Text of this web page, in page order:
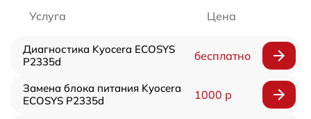
Услуга Цена
Диагностика Kyocera ECOSYS
P2335d
бесплатно
Замена блока питания Kyocera
ECOSYS P2335d
1000 р